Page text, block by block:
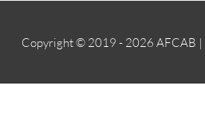
Copyright © 2019 - 2026 AFCAB |